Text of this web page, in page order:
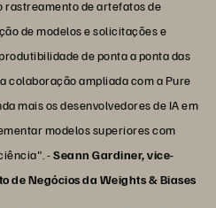
rastreamento de artefatos de
de modelos e solicitações e
de ponta a ponta das
colaboração ampliada com a Pure
mais os desenvolvedores de IA em
modelos superiores com
-Seann Gardiner, vice-
de Negócios da Weights & Biases